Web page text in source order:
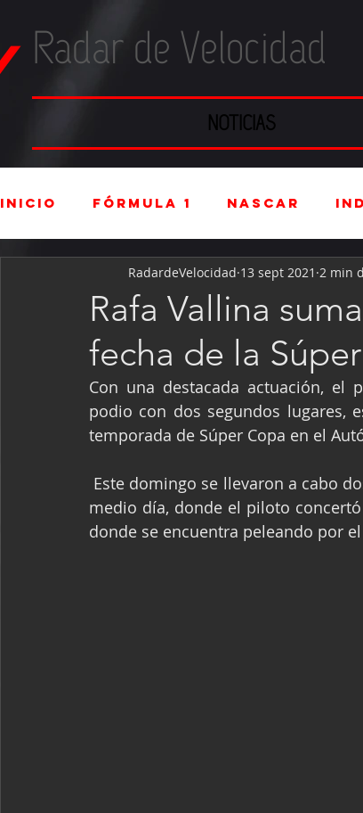
Radar de Velocidad
NOTICIAS
Inicio Fórmula 1 NASCAR
Súper Copa Industria
Mexicanos en el extranjero
Fórmula Ford Vintage
NASCAR México
Rafa Vallina
fecha de la
RadardeVelocidad 13 sept 2021 2 min
Con una destacada actuación, el
podio con dos segundos lugares,
temporada de Súper Copa en el
medio día, donde el piloto
donde se encuentra peleando por